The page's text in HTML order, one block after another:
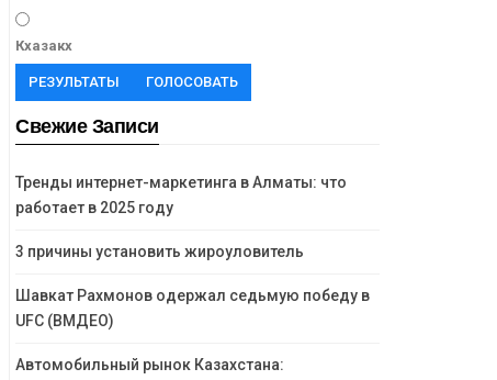
Кхазакх
РЕЗУЛЬТАТЫ ГОЛОСОВАТЬ
Свежие Записи
Тренды интернет-маркетинга в Алматы: что
работает в 2025 году
3 причины установить жироуловитель
Шавкат Рахмонов одержал седьмую победу в
UFC (ВМДЕО)
Автомобильный рынок Казахстана: